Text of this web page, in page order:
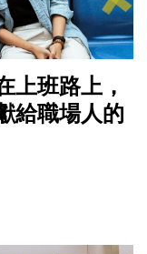
上班路上，
給職場人的